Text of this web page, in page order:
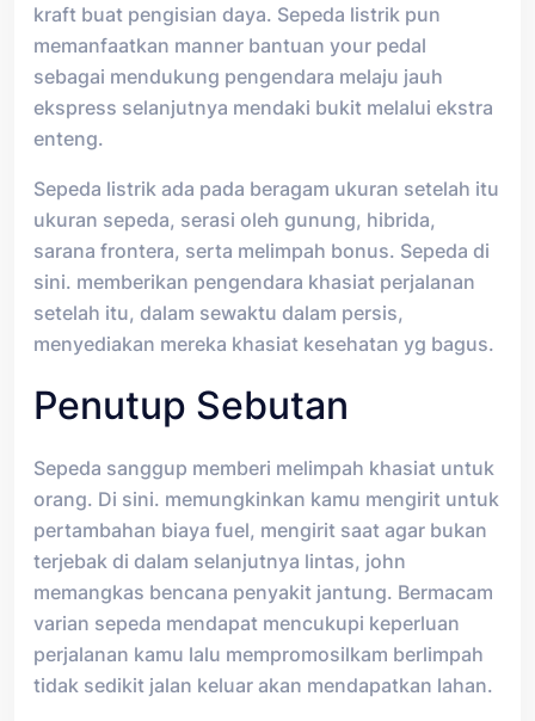
kraft buat pengisian daya. Sepeda listrik pun
memanfaatkan manner bantuan your pedal
sebagai mendukung pengendara melaju jauh
ekspress selanjutnya mendaki bukit melalui ekstra
enteng.
Sepeda listrik ada pada beragam ukuran setelah itu
ukuran sepeda, serasi oleh gunung, hibrida,
sarana frontera, serta melimpah bonus. Sepeda di
sini. memberikan pengendara khasiat perjalanan
setelah itu, dalam sewaktu dalam persis,
menyediakan mereka khasiat kesehatan yg bagus.
Penutup Sebutan
Sepeda sanggup memberi melimpah khasiat untuk
orang. Di sini. memungkinkan kamu mengirit untuk
pertambahan biaya fuel, mengirit saat agar bukan
terjebak di dalam selanjutnya lintas, john
memangkas bencana penyakit jantung. Bermacam
varian sepeda mendapat mencukupi keperluan
perjalanan kamu lalu mempromosilkam berlimpah
tidak sedikit jalan keluar akan mendapatkan lahan.